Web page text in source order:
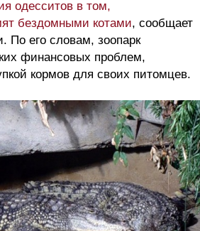
одесситов в том,
бездомными котами, сообщает
По его словам, зоопарк
финансовых проблем,
кормов для своих питомцев.